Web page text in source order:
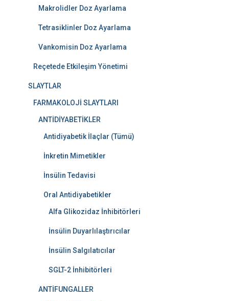
Makrolidler Doz Ayarlama
Tetrasiklinler Doz Ayarlama
Vankomisin Doz Ayarlama
Reçetede Etkileşim Yönetimi
SLAYTLAR
FARMAKOLOJİ SLAYTLARI
ANTİDİYABETİKLER
Antidiyabetik İlaçlar (Tümü)
İnkretin Mimetikler
İnsülin Tedavisi
Oral Antidiyabetikler
Alfa Glikozidaz İnhibitörleri
İnsülin Duyarlılaştırıcılar
İnsülin Salgılatıcılar
SGLT-2 İnhibitörleri
ANTİFUNGALLER